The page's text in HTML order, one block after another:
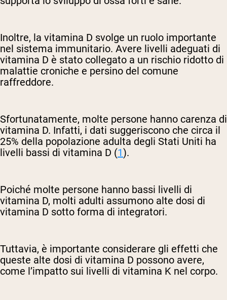
Inoltre, la vitamina D svolge un ruolo importante
nel sistema immunitario. Avere livelli adeguati di
vitamina D è stato collegato a un rischio ridotto di
malattie croniche e persino del comune
raffreddore.
Sfortunatamente, molte persone hanno carenza di
vitamina D. Infatti, i dati suggeriscono che circa il
25% della popolazione adulta degli Stati Uniti ha
livelli bassi di vitamina D (1).
Poiché molte persone hanno bassi livelli di
vitamina D, molti adulti assumono alte dosi di
vitamina D sotto forma di integratori.
Tuttavia, è importante considerare gli effetti che
queste alte dosi di vitamina D possono avere,
come l’impatto sui livelli di vitamina K nel corpo.